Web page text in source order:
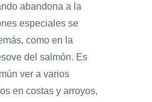
abandona a la
especiales se
como en la
del salmón. Es
ver a varios
en costas y arroyos,